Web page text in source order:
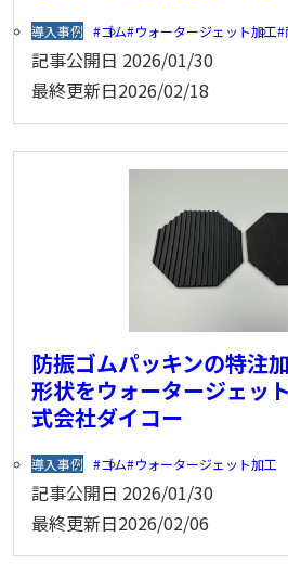
導入事例 ゴム ウォータージェット加工
記事公開日 2026/01/30
最終更新日2026/02/18
防振ゴムパッキンの特注
形状をウォータージェッ
式会社ダイコー
導入事例 ゴム ウォータージェット加工
記事公開日 2026/01/30
最終更新日2026/02/06